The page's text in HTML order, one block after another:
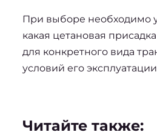
При выборе необходимо
какая цетановая присадка
для конкретного вида
условий его
Читайте также: